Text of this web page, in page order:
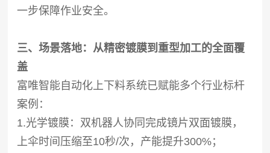
一步保障作业安全。
三、场景落地：从精密镀膜到重型加工的全面覆
盖
富唯智能自动化上下料系统已赋能多个行业标杆
案例：
1.光学镀膜：双机器人协同完成镜片双面镀膜，
上伞时间压缩至10秒/次，产能提升300%；